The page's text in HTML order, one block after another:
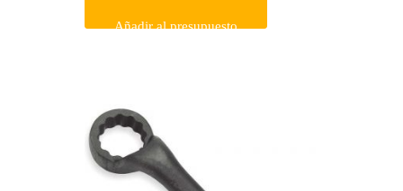
Añadir al presupuesto